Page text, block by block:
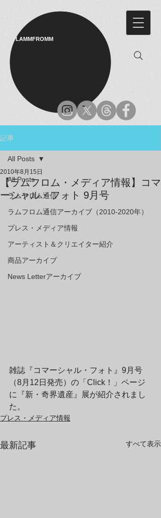
LAMMFROMM​
記事
All Posts
ラムフロム通信
ラムフロム通信アーカイブ（2010-2020年）
プレス・メディア情報
アーティスト＆クリエイター紹介
商品アーカイブ
News Letterアーカイブ
All Posts
【ラムフロム・メディア情報】コマ
ーシャル・フォト 9月号
2010年8月15日
雑誌『コマーシャル・フォト』9月号
（8月12日発売）の「Click！」ページ
に『新・奇界遺産』展が紹介されまし
た。
プレス・メディア情報
最新記事 すべて表示